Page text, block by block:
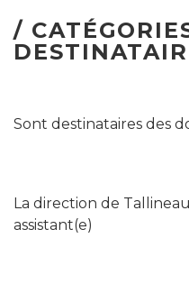
/
Sont destinataires des
La direction de
assistant(e)